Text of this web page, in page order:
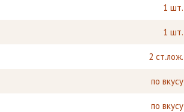
1 шт.
1 шт.
2 ст.лож.
по вкусу
по вкусу